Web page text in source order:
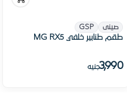
صينى GSP
طقم طنابير خلفي MG RX5
3,990جنيه